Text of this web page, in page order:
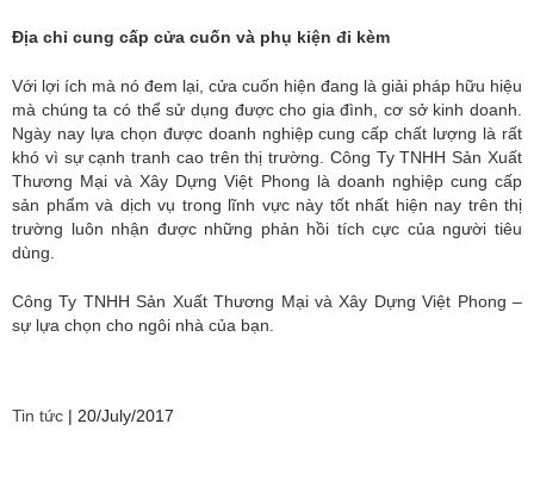
Địa chỉ cung cấp cửa cuốn và phụ kiện đi kèm
Với lợi ích mà nó đem lại, cửa cuốn hiện đang là giải pháp hữu hiệu
mà chúng ta có thể sử dụng được cho gia đình, cơ sở kinh doanh.
Ngày nay lựa chọn được doanh nghiệp cung cấp chất lượng là rất
khó vì sự cạnh tranh cao trên thị trường. Công Ty TNHH Sản Xuất
Thương Mại và Xây Dựng Việt Phong là doanh nghiệp cung cấp
sản phẩm và dịch vụ trong lĩnh vực này tốt nhất hiện nay trên thị
trường luôn nhận được những phản hồi tích cực của người tiêu
dùng.
Công Ty TNHH Sản Xuất Thương Mại và Xây Dựng Việt Phong –
sự lựa chọn cho ngôi nhà của bạn.
Tin tức | 20/July/2017